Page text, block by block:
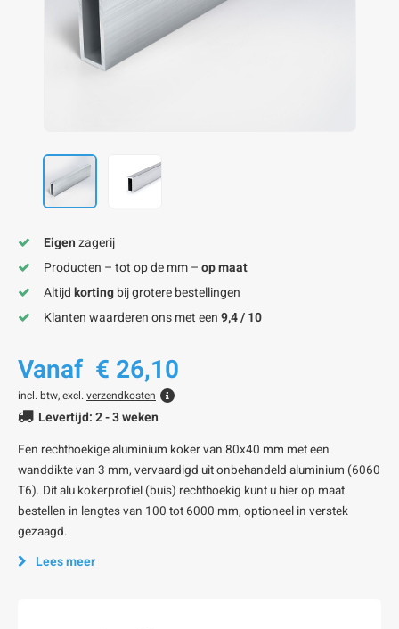
alu kokerprofielen
alu buisprofielen
alu hoeklijnen
alu L-lijnen
alu U-strips
alu platstaf profielen
Eigenzagerij
Producten – tot op de mm –op maat
Altijdkortingbij grotere bestellingen
Klanten waarderen ons met een9,4 / 10
Vanaf € 26,10
incl. btw, excl. verzendkosten
Levertijd: 2 - 3 weken
Een rechthoekige aluminium koker van 80x40 mm met een
wanddikte van 3 mm, vervaardigd uit onbehandeld aluminium (6060
T6). Dit alu kokerprofiel (buis) rechthoekig kunt u hier op maat
bestellen in lengtes van 100 tot 6000 mm, optioneel in verstek
gezaagd.
Lees meer